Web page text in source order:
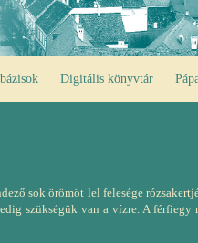
Digitális könyvtár
sok örömöt lel felesége
szükségük van a vízre. A